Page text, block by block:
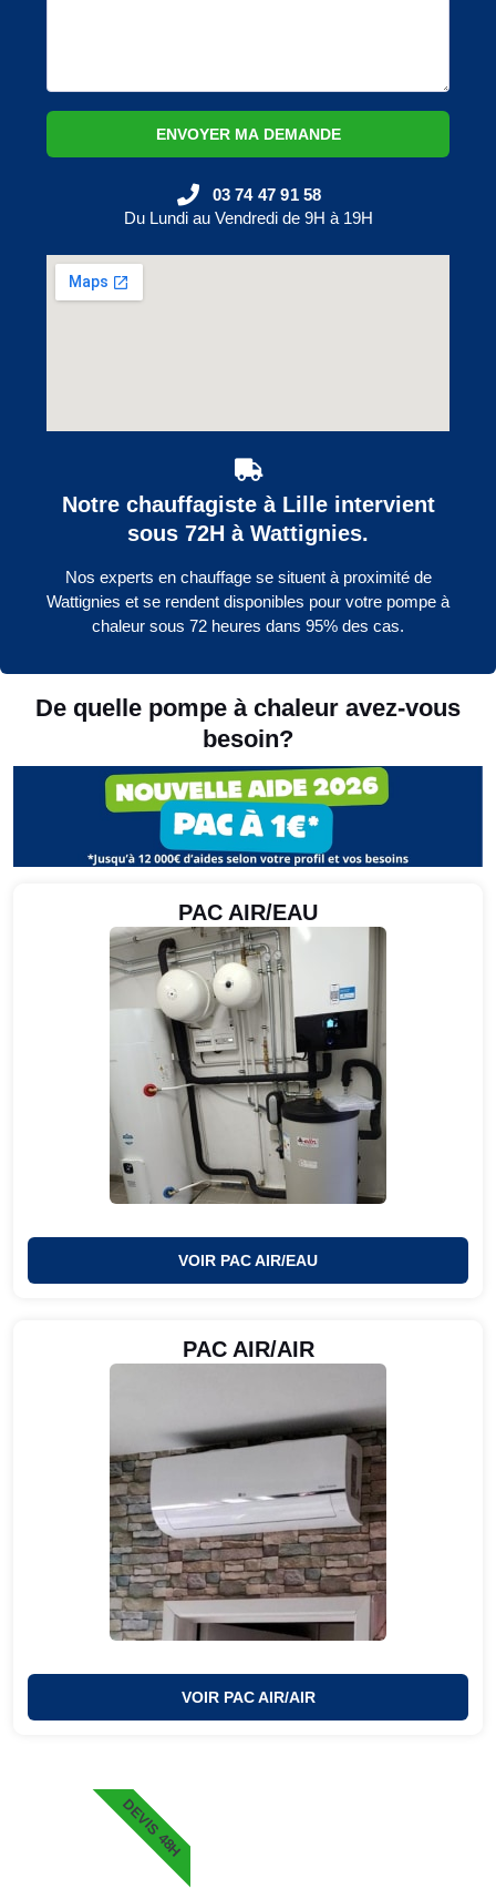
De quelle pompe à chaleur avez-vous
besoin?
PAC AIR/EAU
VOIR PAC AIR/EAU
PAC AIR/AIR
VOIR PAC AIR/AIR
DEVIS 48H
ENVOYER MA DEMANDE
03 74 47 91 58
Du Lundi au Vendredi de 9H à 19H
Notre chauffagiste à Lille intervient
sous 72H à Wattignies.
Nos experts en chauffage se situent à proximité de
Wattignies et se rendent disponibles pour votre pompe à
chaleur sous 72 heures dans 95% des cas.